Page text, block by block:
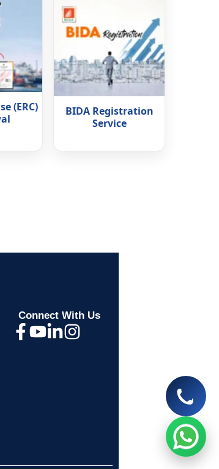
(ERC)
BIDA Registration
Service
ব্যবসায়ীদের জন্য সম্পূর্ণ
Read More
Connect With Us